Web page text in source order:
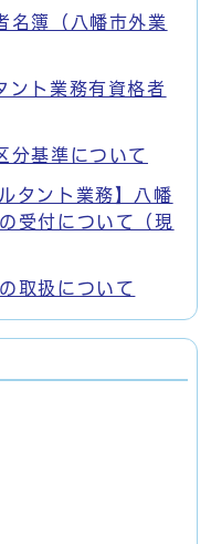
名簿（八幡市外業
ント業務有資格者
分基準について
タント業務】八幡
受付について（現
取扱について